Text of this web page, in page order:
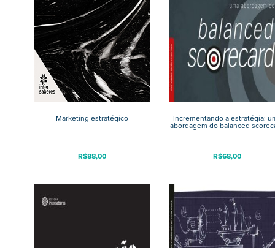
Marketing estratégico
R$88,00
Incrementando a estratégia:
abordagem do balanced
R$68,00